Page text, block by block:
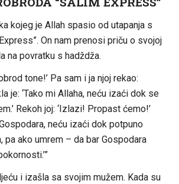
kojeg je Allah spasio od utapanja s
On nam prenosi priču o svojoj
na povratku s hadždža.
tone!’ Pa sam i ja njoj rekao:
je: ‘Tako mi Allaha, neću izaći dok se
Rekoh joj: ‘Izlazi! Propast ćemo!’
Gospodara, neću izaći dok potpuno
pa ako umrem – da bar Gospodara
i izašla sa svojim mužem. Kada su